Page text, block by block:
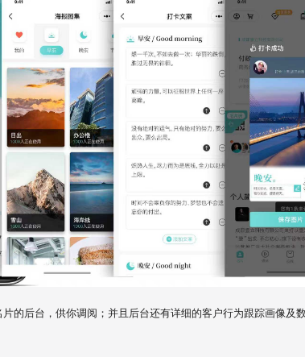
的后台，供你调阅；并且后台还有详细的客户行为跟踪画像